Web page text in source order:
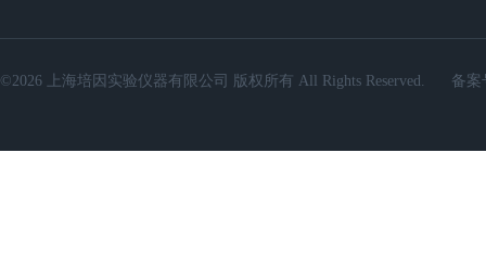
©2026 上海培因实验仪器有限公司 版权所有 All Rights Reserved. 备案